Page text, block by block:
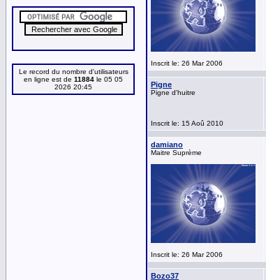
Le record du nombre d'utilisateurs
en ligne est de 11884 le 05 05
2026 20:45
Inscrit le: 26 Mar 2006
Pigne
Pigne d'huitre
Inscrit le: 15 Aoû 2010
damiano
Maitre Suprème
Inscrit le: 26 Mar 2006
Bozo37